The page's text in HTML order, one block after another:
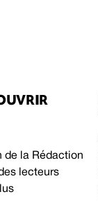
de la Rédaction
lecteurs